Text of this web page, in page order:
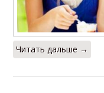
Читать дальше →